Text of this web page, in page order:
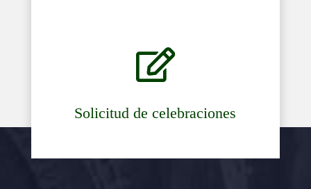

Solicitud de celebraciones